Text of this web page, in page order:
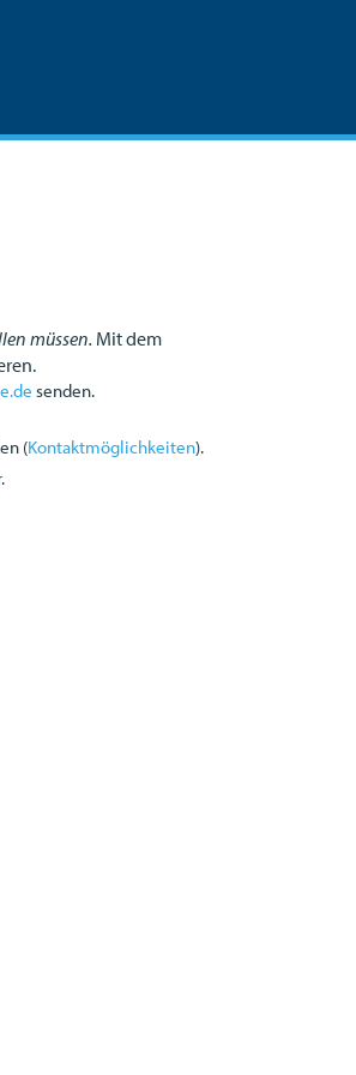
müssen. Mit dem
senden.
(Kontaktmöglichkeiten).